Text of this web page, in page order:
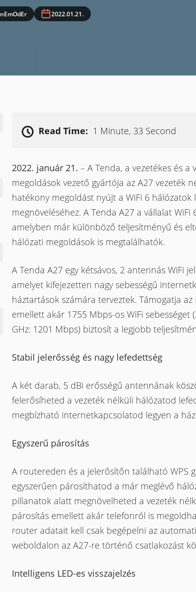
2022.01.21.
Read Time: 1 Minute, 33 Second
2022. január 21. – A Tenda, a vezetékes és
megoldások vezető gyártója az A27 vezeték
hatékony megoldást nyújt a WiFi 6 hálózatok
megnöveléséhez. A Tenda A27 a vállalat
amelyben már különböző teljesítményű és
hálózati megoldások is megtalálhatók.
A Tenda A27 egy kétsávos, 2 antennás WiFi
amelyet kifejezetten nagy sebességű
háztartások számára terveztek. Támogatja az
emellett akár 1755 Mbps-os WiFi sebességet
GHz: 1201 Mbps) biztosít a legjobb
Stabil jelerősség és nagy lefedettség
A két darab, 5 dBi erősségű antennának
felerősíheted a vezeték nélküli hálózatod
megbízható internetkapcsolatod legyen a
Egyszerű párosítás
A routereden és a jelerősítőn található WPS
egyszerűen párosíthatod a már meglévő
pillanatok alatt megnövelheted a vezeték
párosítás emellett akár telefonról is
router adatait kell csak begépelni az
weboldalon az A27-re történő csatlakozást
Intelligens LED-es visszajelzés